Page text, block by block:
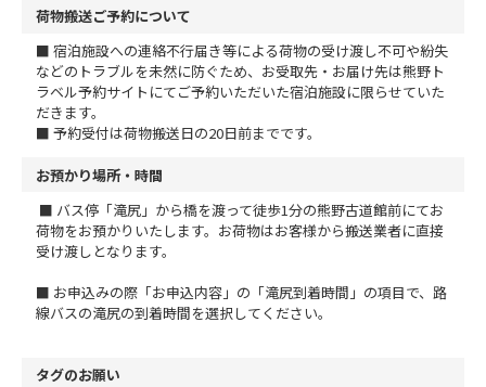
荷物搬送ご予約について
■ 宿泊施設への連絡不行届き等による荷物の受け渡し不可や紛失
などのトラブルを未然に防ぐため、お受取先・お届け先は熊野ト
ラベル予約サイトにてご予約いただいた宿泊施設に限らせていた
だきます。
■ 予約受付は荷物搬送日の20日前までです。
お預かり場所・時間
■ バス停「滝尻」から橋を渡って徒歩1分の熊野古道館前にてお
荷物をお預かりいたします。お荷物はお客様から搬送業者に直接
受け渡しとなります。
■ お申込みの際「お申込内容」の「滝尻到着時間」の項目で、路
線バスの滝尻の到着時間を選択してください。
タグのお願い